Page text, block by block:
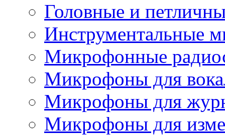
Головные и
Инструментальные
Микрофонные
Микрофоны для
Микрофоны для
Микрофоны для